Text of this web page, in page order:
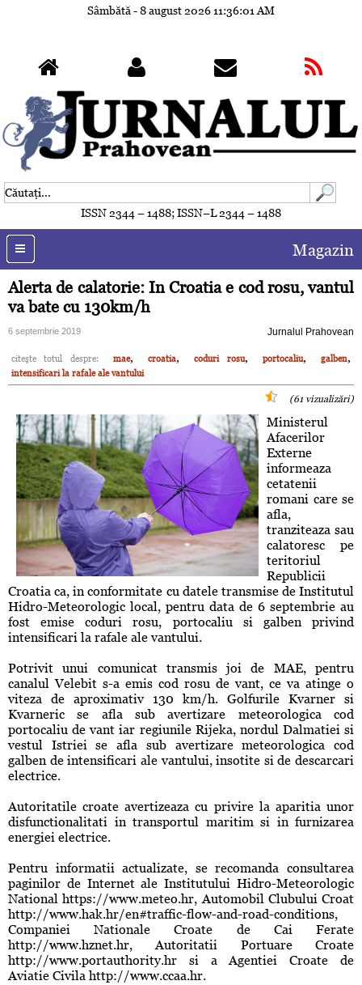
Sâmbătă - 8 august 202611:36:04 AM
ISSN 2344 – 1488; ISSN–L 2344 – 1488
Magazin
Alerta de calatorie: In Croatia e cod rosu, vantul
va bate cu 130km/h
6 septembrie 2019 Jurnalul Prahovean
citeşte totul despre: mae, croatia, coduri rosu, portocaliu, galben,
intensificari la rafale ale vantului
(61 vizualizări)
Ministerul
Afacerilor
Externe
informeaza
cetatenii
romani care se
afla,
tranziteaza sau
calatoresc pe
teritoriul
Republicii
Croatia ca, in conformitate cu datele transmise de Institutul
Hidro-Meteorologic local, pentru data de 6 septembrie au
fost emise coduri rosu, portocaliu si galben privind
intensificari la rafale ale vantului.
Potrivit unui comunicat transmis joi de MAE, pentru
canalul Velebit s-a emis cod rosu de vant, ce va atinge o
viteza de aproximativ 130 km/h. Golfurile Kvarner si
Kvarneric se afla sub avertizare meteorologica cod
portocaliu de vant iar regiunile Rijeka, nordul Dalmatiei si
vestul Istriei se afla sub avertizare meteorologica cod
galben de intensificari ale vantului, insotite si de descarcari
electrice.
Autoritatile croate avertizeaza cu privire la aparitia unor
disfunctionalitati in transportul maritim si in furnizarea
energiei electrice.
Pentru informatii actualizate, se recomanda consultarea
paginilor de Internet ale Institutului Hidro-Meteorologic
National https://www.meteo.hr, Automobil Clubului Croat
http://www.hak.hr/en#traffic-flow-and-road-conditions,
Companiei Nationale Croate de Cai Ferate
http://www.hznet.hr, Autoritatii Portuare Croate
http://www.portauthority.hr si a Agentiei Croate de
Aviatie Civila http://www.ccaa.hr.